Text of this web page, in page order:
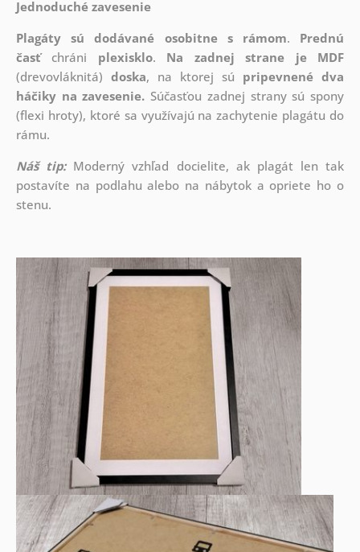
Jednoduché zavesenie
Plagáty sú dodávané osobitne s rámom. Prednú
časťchráni plexisklo. Na zadnej strane je
MDF
(drevovláknitá) doska, na ktorej sú pripevnené dva
háčiky na zavesenie.Súčasťou zadnej strany sú spony
(flexi hroty), ktoré sa využívajú na zachytenie plagátu do
rámu.
Náš tip: Moderný vzhľad docielite, ak plagát len tak
postavíte na podlahu alebo na nábytok a opriete ho o
stenu.